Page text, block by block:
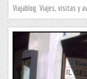
Viajablog. Viajes, visitas y